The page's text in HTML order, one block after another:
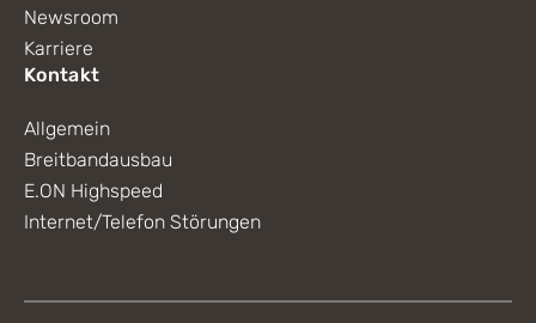
Newsroom
Karriere
Kontakt
Allgemein
Breitbandausbau
E.ON Highspeed
Internet/Telefon Störungen